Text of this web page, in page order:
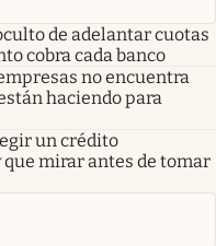
de adelantar cuotas
cobra cada banco
no encuentra
haciendo para
un crédito
mirar antes de tomar